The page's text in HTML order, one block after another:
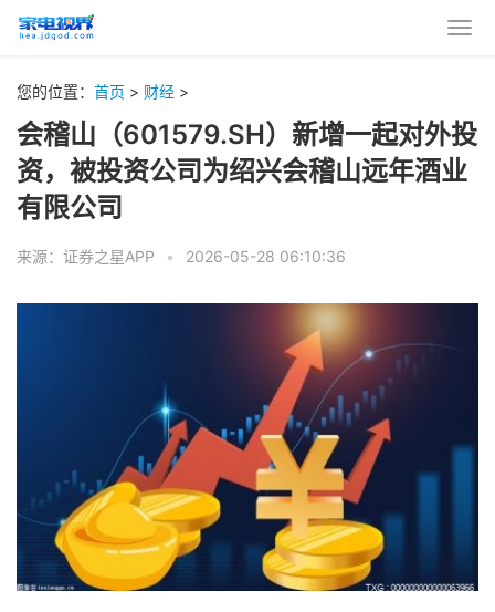
您的位置： 首页 > 财经 >
会稽山（601579.SH）新增一起对外投
资，被投资公司为绍兴会稽山远年酒业
有限公司
来源：证券之星APP • 2026-05-28 06:10:36